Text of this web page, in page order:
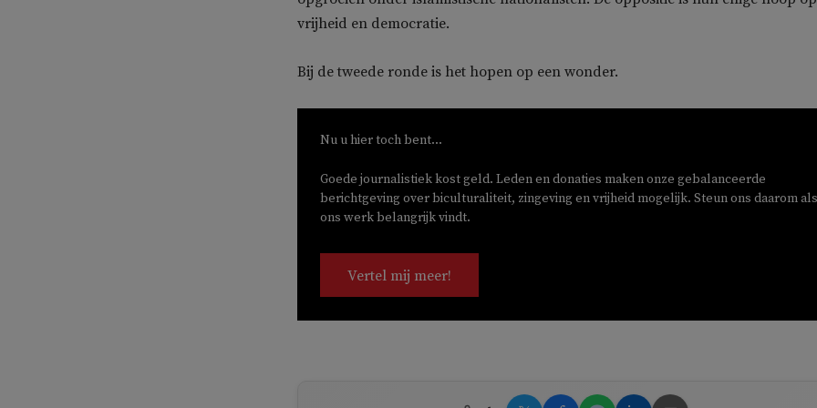
vrijheid en democratie.
Bij de tweede ronde is het hopen op een wonder.
Nu u hier toch bent...
Goede journalistiek kost geld. Leden en donaties maken onze gebalanceerde
berichtgeving over biculturaliteit, zingeving en vrijheid mogelijk. Steun ons daarom
ons werk belangrijk vindt.
Vertel mij meer!